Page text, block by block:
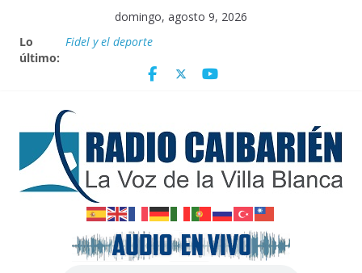
contenido
domingo, agosto 9, 2026
Lo
último:
Fidel y el deporte
Vanguardia por 3 años consecutivos
renovables en Cuba
Nota oficial del Gobierno Provincial de Villa Clara